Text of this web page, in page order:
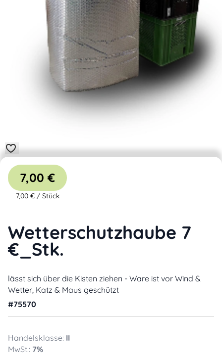
Wetterschutzhaube 7
€_Stk.
lässt sich über die Kisten ziehen - Ware ist vor Wind &
Wetter, Katz & Maus geschützt
#75570
Handelsklasse: II
MwSt.: 7%
7,00 €
7,00 €/ Stück